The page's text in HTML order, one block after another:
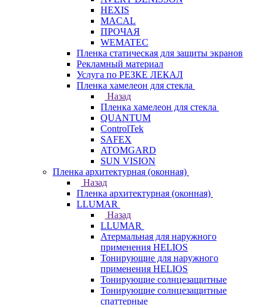
HEXIS
MACAL
ПРОЧАЯ
WEMATEC
Пленка статическая для защиты экранов
Рекламный материал
Услуга по РЕЗКЕ ЛЕКАЛ
Пленка хамелеон для стекла
Назад
Пленка хамелеон для стекла
QUANTUM
ControlTek
SAFEX
ATOMGARD
SUN VISION
Пленка архитектурная (оконная)
Назад
Пленка архитектурная (оконная)
LLUMAR
Назад
LLUMAR
Атермальная для наружного
применения HELIOS
Тонирующие для наружного
применения HELIOS
Тонирующие солнцезащитные
Тонирующие солнцезащитные
спаттерные